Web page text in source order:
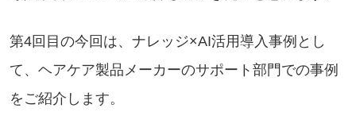
第4回目の今回は、ナレッジ×AI活用導入事例とし
て、ヘアケア製品メーカーのサポート部門での事例
をご紹介します。